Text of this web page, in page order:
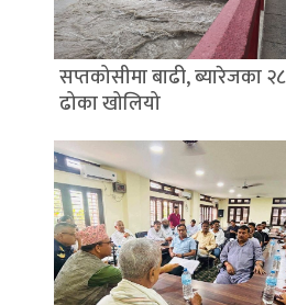
सप्तकोसीमा बाढी, ब्यारेजका २८
ढोका खोलियो